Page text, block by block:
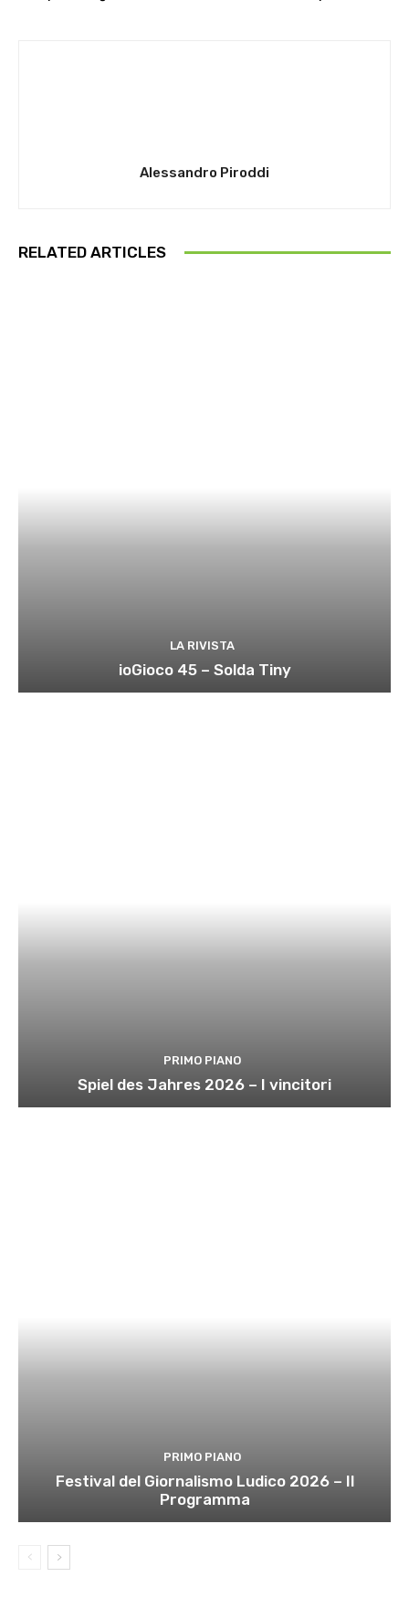
Alessandro Piroddi
RELATED ARTICLES
LA RIVISTA
ioGioco 45 – Solda Tiny
PRIMO PIANO
Spiel des Jahres 2026 – I vincitori
PRIMO PIANO
Festival del Giornalismo Ludico 2026 – Il
Programma